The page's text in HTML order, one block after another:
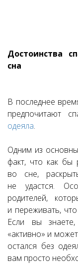
Достоинства
сна
В последнее
предпочитают
одеяла.
Одним из
факт, что как бы
во сне,
не удастся.
родителей,
и переживать,
Если вы
«активно» и
остался без
вам просто